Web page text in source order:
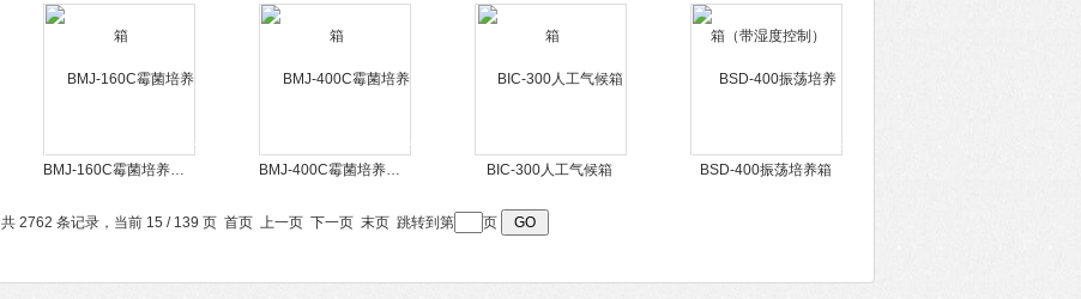
BMJ-160C霉菌培养箱（带湿度控制） BMJ-400C霉菌培养箱（带湿度控制） BIC-300人工气候箱 BSD-400振荡培养箱
共 2762 条记录，当前 15 / 139 页 首页 上一页 下一页 末页 跳转到第 页